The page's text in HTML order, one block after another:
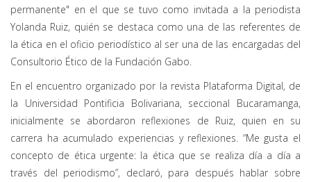
permanente" en el que se tuvo como invitada a la periodista
Yolanda Ruiz, quién se destaca como una de las referentes de
la ética en el oficio periodístico al ser una de las encargadas del
Consultorio Ético de la Fundación Gabo.
En el encuentro organizado por la revista Plataforma Digital, de
la Universidad Pontificia Bolivariana, seccional Bucaramanga,
inicialmente se abordaron reflexiones de Ruiz, quien en su
carrera ha acumulado experiencias y reflexiones. “Me gusta el
concepto de ética urgente: la ética que se realiza día a día a
través del periodismo”, declaró, para después hablar sobre